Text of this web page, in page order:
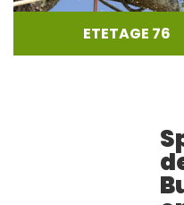
ETETAGE 76